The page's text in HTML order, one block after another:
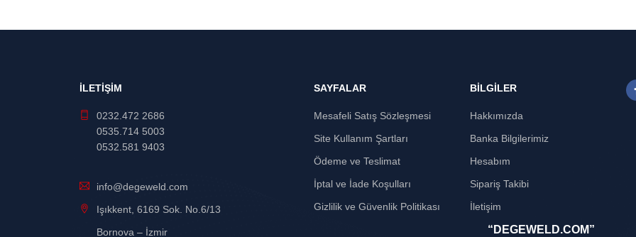
İLETİŞİM
0232.472 2686
0535.714 5003
0532.581 9403
info@degeweld.com
Işıkkent, 6169 Sok. No.6/13
Bornova – İzmir
SAYFALAR
Mesafeli Satış Sözleşmesi
Site Kullanım Şartları
Ödeme ve Teslimat
İptal ve İade Koşulları
Gizlilik ve Güvenlik Politikası
BİLGİLER
Hakkımızda
Banka Bilgilerimiz
Hesabım
Sipariş Takibi
İletişim
“DEGEWELD.COM”